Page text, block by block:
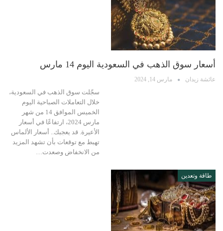
أسعار سوق الذهب في السعودية اليوم 14 مارس
عائشة زيدان مارس 14, 2024
سجّلت سوق الذهب في السعودية،
خلال التعاملات الصباحية اليوم
الخميس الموافق 14 من شهر
مارس 2024، ارتفاعًا في أسعار
الأعيرة. قد يعجبك.. أسعار الألماس
تهبط مع توقعات بأن تشهد المزيد
من الانخفاض وصعدت…
طاقة وتعدين